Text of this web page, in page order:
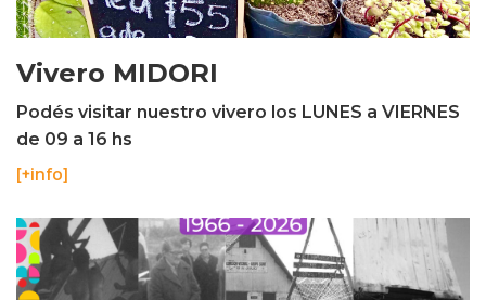
Vivero MIDORI
Podés visitar nuestro vivero los LUNES a VIERNES
de 09 a 16 hs
[+info]